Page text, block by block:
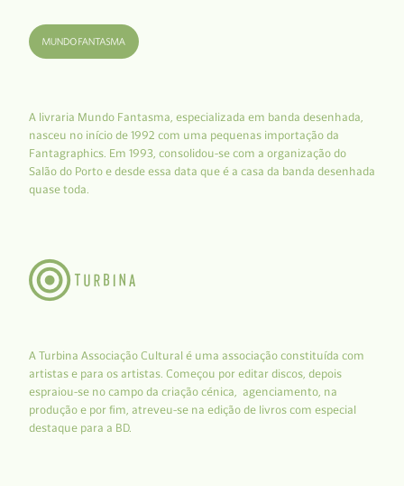
A livraria Mundo Fantasma, especializada em banda desenhada,
nasceu no início de 1992 com uma pequenas importação da
Fantagraphics. Em 1993, consolidou-se com a organização do
Salão do Porto e desde essa data que é a casa da banda desenhada
quase toda.
A Turbina Associação Cultural é uma associação constituída com
artistas e para os artistas. Começou por editar discos, depois
espraiou-se no campo da criação cénica, agenciamento, na
produção e por fim, atreveu-se na edição de livros com especial
destaque para a BD.